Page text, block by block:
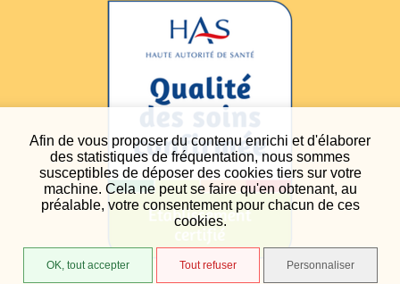
Afin de vous proposer du contenu enrichi et d'élaborer
des statistiques de fréquentation, nous sommes
susceptibles de déposer des cookies tiers sur votre
machine. Cela ne peut se faire qu'en obtenant, au
préalable, votre consentement pour chacun de ces
cookies.
OK, tout accepter Tout refuser Personnaliser